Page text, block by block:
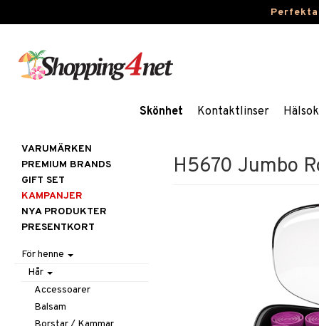
Skönhet Kontaktlinser
H5670 Jumbo
VARUMÄRKEN
PREMIUM BRANDS
GIFT SET
KAMPANJER
NYA PRODUKTER
PRESENTKORT
För henne
Hår
Accessoarer
Balsam